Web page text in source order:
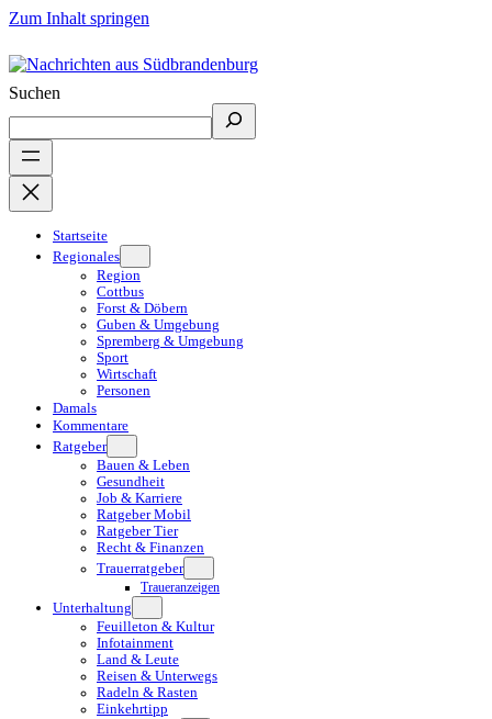
Zum Inhalt springen
Suchen
Startseite
Regionales
Region
Cottbus
Forst & Döbern
Guben & Umgebung
Spremberg & Umgebung
Sport
Wirtschaft
Personen
Damals
Kommentare
Ratgeber
Bauen & Leben
Gesundheit
Job & Karriere
Ratgeber Mobil
Ratgeber Tier
Recht & Finanzen
Trauerratgeber
Traueranzeigen
Unterhaltung
Feuilleton & Kultur
Infotainment
Land & Leute
Reisen & Unterwegs
Radeln & Rasten
Einkehrtipp